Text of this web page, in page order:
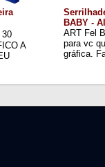
A
BABY -
ART Fel
para vc
gráfica.